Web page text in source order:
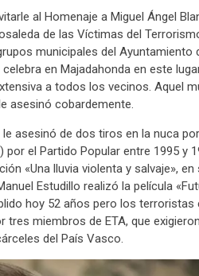
al Homenaje a Miguel Ángel
de las Víctimas del
municipales del Ayuntamiento
en Majadahonda en este
a todos los vecinos. Aquel
asesinó cobardemente.
asesinó de dos tiros en la nuca
el Partido Popular entre 1995 y
«Una lluvia violenta y salvaje», en
Estudillo realizó la película
hoy 52 años pero los terroristas
miembros de ETA, que
del País Vasco.